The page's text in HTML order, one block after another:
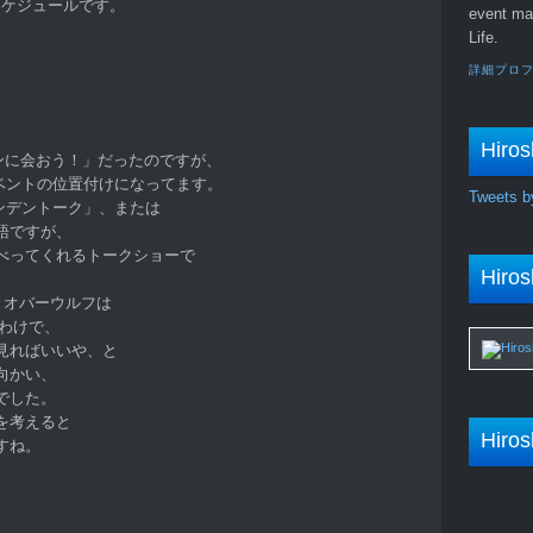
ジュールです。
会おう！」だったのですが、
トの位置付けになってます。
ントーク」、または
すが、
ってくれるトークショーで
バーウルフは
けで、
ればいいや、と
い、
た。
考えると
。
event
Life.
詳細プロ
Tweets